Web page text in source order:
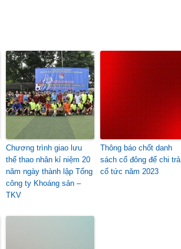
Chương trình giao lưu
thể thao nhân kỉ niệm 20
năm ngày thành lập Tổng
công ty Khoáng sản –
TKV
Thông báo chốt danh
sách cổ đông để chi trả
cổ tức năm 2023